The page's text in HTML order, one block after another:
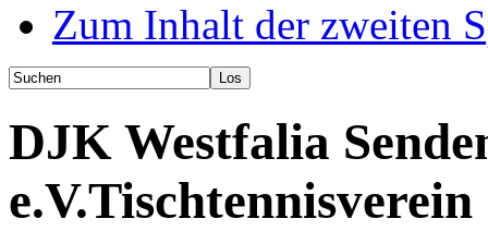
Zum Inhalt der zweiten
DJK Westfalia
e.V.Tischtennisverein